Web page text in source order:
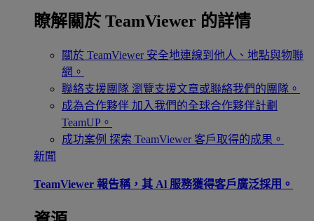
瞭解關於 TeamViewer 的詳情
關於 TeamViewer 安全地連線到他人、地點與物聯
網。
聯絡支援團隊 瀏覽支援文章或聯絡我們的團隊。
成為合作夥伴 加入我們的全球合作夥伴計劃
TeamUP。
成功案例 探索 TeamViewer 客戶取得的成果。
新聞
TeamViewer 報告稱，其 Al 服務獲得客戶廣泛採用。